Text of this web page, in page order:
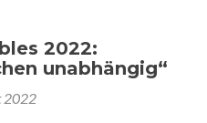
2022:
unabhängig“
2022